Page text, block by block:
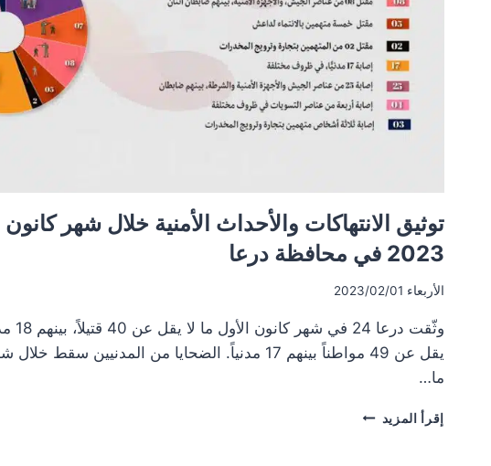
توثيق الانتهاكات والأحداث الأمنية خلال شهر كانون
2023 في محافظة درعا
الأربعاء 2023/02/01
وثّقت
يقل عن 49 مواطناً بينهم 17 مدنياً. الضحايا من المدنيين سقط
ما…
إقرأ المزيد توثيق